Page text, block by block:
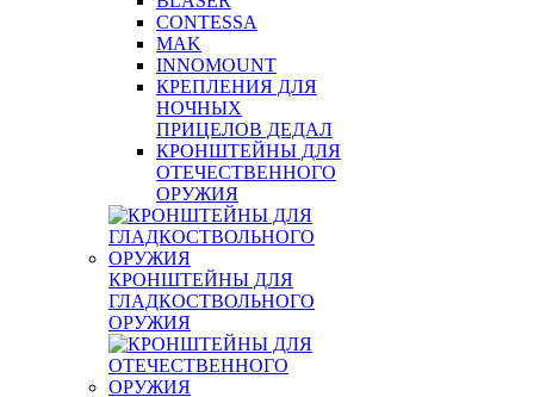
CONTESSA
MAK
INNOMOUNT
КРЕПЛЕНИЯ ДЛЯ
НОЧНЫХ
ПРИЦЕЛОВ ДЕДАЛ
КРОНШТЕЙНЫ ДЛЯ
ОТЕЧЕСТВЕННОГО
ОРУЖИЯ
КРОНШТЕЙНЫ ДЛЯ
ГЛАДКОСТВОЛЬНОГО
ОРУЖИЯ